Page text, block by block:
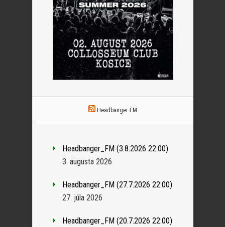
Headbanger FM
Headbanger_FM (3.8.2026 22:00)
3. augusta 2026
Headbanger_FM (27.7.2026 22:00)
27. júla 2026
Headbanger_FM (20.7.2026 22:00)